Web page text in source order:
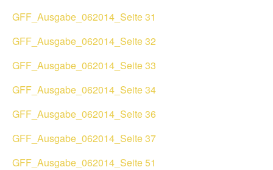
GFF_Ausgabe_062014_Seite 31
GFF_Ausgabe_062014_Seite 32
GFF_Ausgabe_062014_Seite 33
GFF_Ausgabe_062014_Seite 34
GFF_Ausgabe_062014_Seite 36
GFF_Ausgabe_062014_Seite 37
GFF_Ausgabe_062014_Seite 51